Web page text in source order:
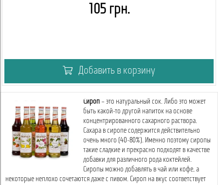
105 грн.
Добавить в корзину
Сироп – это натуральный сок. Либо это может
быть какой-то другой напиток на основе
концентрированного сахарного раствора.
Сахара в сиропе содержится действительно
очень много (40-80%). Именно поэтому сиропы
такие сладкие и прекрасно подходят в качестве
добавки для различного рода коктейлей.
Сиропы можно добавлять в чай или кофе, а
некоторые неплохо сочетаются даже с пивом. Сироп на вкус соответствует